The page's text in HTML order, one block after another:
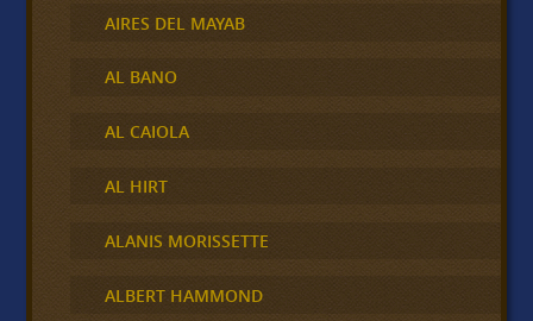
AIRES DEL MAYAB
AL BANO
AL CAIOLA
AL HIRT
ALANIS MORISSETTE
ALBERT HAMMOND